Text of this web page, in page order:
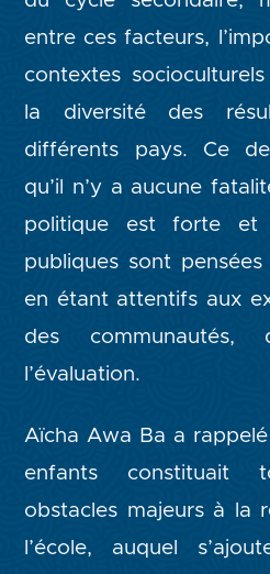
entre ces facteurs,
contextes
la diversité des
différents pays. Ce
qu’il n’y a aucune
politique est forte et
publiques sont
en étant attentifs aux
des
l’évaluation.
Aïcha Awa Ba a
enfants constituait
obstacles majeurs à la
l’école, auquel